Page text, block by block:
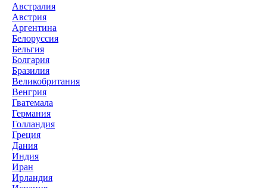
Австралия
Австрия
Аргентина
Белоруссия
Бельгия
Болгария
Бразилия
Великобритания
Венгрия
Гватемала
Германия
Голландия
Греция
Дания
Индия
Иран
Ирландия